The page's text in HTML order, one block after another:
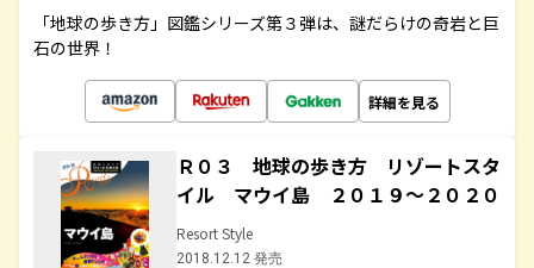
「地球の歩き方」図鑑シリーズ第３弾は、謎だらけの奇岩と巨
石の世界！
詳細を見る
Ｒ０３ 地球の歩き方 リゾートスタ
イル マウイ島 ２０１９～２０２０
Resort Style
2018.12.12 発売